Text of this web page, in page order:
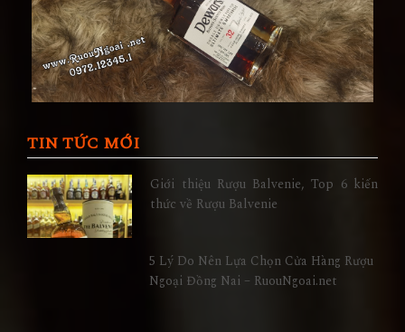
TIN TỨC MỚI
Giới thiệu Rượu Balvenie, Top 6 kiến
thức về Rượu Balvenie
5 Lý Do Nên Lựa Chọn Cửa Hàng Rượu
Ngoại Đồng Nai – RuouNgoai.net